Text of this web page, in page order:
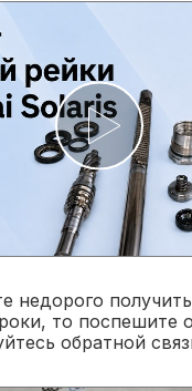
недорого
то поспешите
обратной